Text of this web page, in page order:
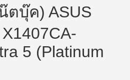
ตบุ๊ค) ASUS
5 (Platinum